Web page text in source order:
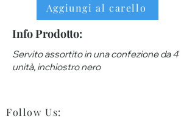
Aggiungi al carello
Info Prodotto:
Servito assortito in una confezione da 4
unità, inchiostro nero
Follow Us: